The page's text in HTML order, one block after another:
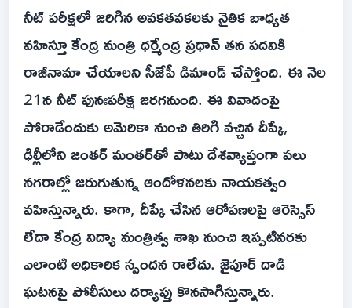
నీట్ పరీక్షలో జరిగిన అవకతవకలకు నైతిక బాధ్యత
వహిస్తూ కేంద్ర మంత్రి ధర్మేంద్ర ప్రధాన్ తన పదవికి
రాజీనామా చేయాలని సీజేపీ డిమాండ్ చేస్తోంది. ఈ నెల
21న నీట్ పునఃపరీక్ష జరగనుంది. ఈ వివాదంపై
పోరాడేందుకు అమెరికా నుంచి తిరిగి వచ్చిన దీప్కే,
ఢిల్లీలోని జంతర్ మంతర్‌తో పాటు దేశవ్యాప్తంగా పలు
నగరాల్లో జరుగుతున్న ఆందోళనలకు నాయకత్వం
వహిస్తున్నారు. కాగా, దీప్కే చేసిన ఆరోపణలపై ఆరెస్సెస్
లేదా కేంద్ర విద్యా మంత్రిత్వ శాఖ నుంచి ఇప్పటివరకు
ఎలాంటి అధికారిక స్పందన రాలేదు. జైపూర్ దాడి
ఘటనపై పోలీసులు దర్యాప్తు కొనసాగిస్తున్నారు.